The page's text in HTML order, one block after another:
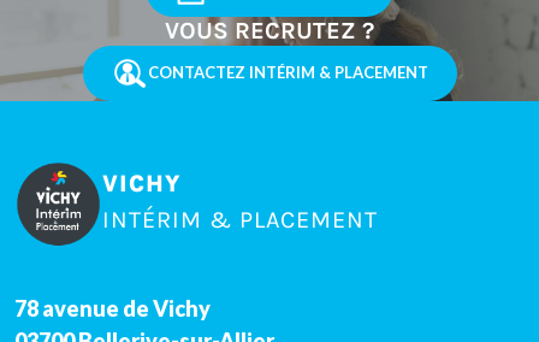
VOUS RECRUTEZ ?
CONTACTEZ INTÉRIM & PLACEMENT
VICHY
INTÉRIM & PLACEMENT
78 avenue de Vichy